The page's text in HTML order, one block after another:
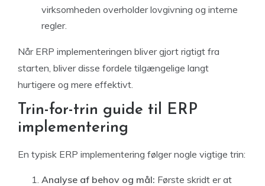
virksomheden overholder lovgivning og interne
regler.
Når ERP implementeringen bliver gjort rigtigt fra
starten, bliver disse fordele tilgængelige langt
hurtigere og mere effektivt.
Trin-for-trin guide til ERP
implementering
En typisk ERP implementering følger nogle vigtige trin:
Analyse af behov og mål: Første skridt er at